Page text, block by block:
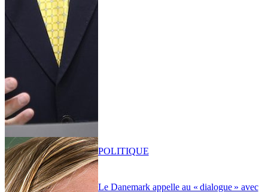
Le Danemark appelle au « dialogue » avec
POLITIQUE